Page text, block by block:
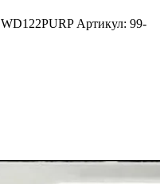
WD122PURP Артикул: 99-